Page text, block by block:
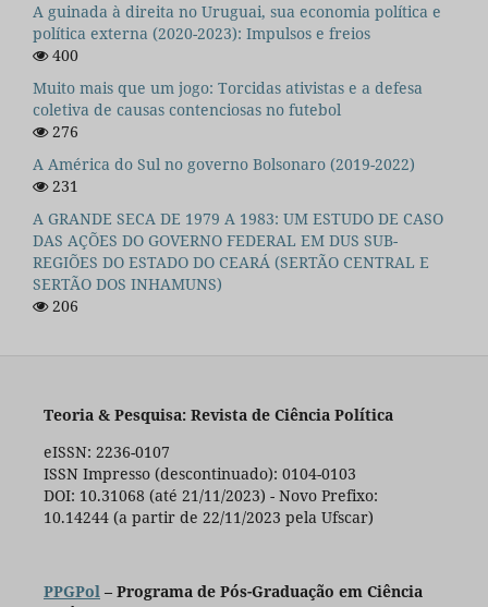
A guinada à direita no Uruguai, sua economia política e
política externa (2020-2023): Impulsos e freios
400
Muito mais que um jogo: Torcidas ativistas e a defesa
coletiva de causas contenciosas no futebol
276
A América do Sul no governo Bolsonaro (2019-2022)
231
A GRANDE SECA DE 1979 A 1983: UM ESTUDO DE CASO
DAS AÇÕES DO GOVERNO FEDERAL EM DUS SUB-
REGIÕES DO ESTADO DO CEARÁ (SERTÃO CENTRAL E
SERTÃO DOS INHAMUNS)
206
Teoria & Pesquisa: Revista de Ciência Política
eISSN: 2236-0107
ISSN Impresso (descontinuado): 0104-0103
DOI: 10.31068 (até 21/11/2023) - Novo Prefixo:
10.14244 (a partir de 22/11/2023 pela Ufscar)
PPGPol– Programa de Pós-Graduação em Ciência